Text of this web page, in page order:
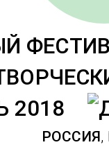
2018
РОССИЯ,